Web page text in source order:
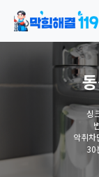
싱
악취차
30